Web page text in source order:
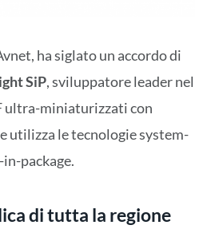
ha siglato un accordo di
SiP, sviluppatore leader nel
ultra-miniaturizzati con
utilizza le tecnologie system-
package.
di tutta la regione